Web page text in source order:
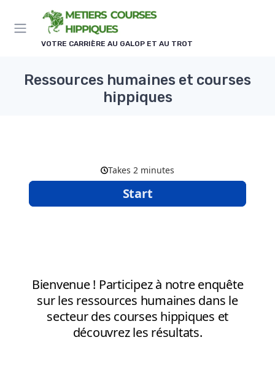
VOTRE CARRIÈRE AU GALOP ET AU TROT
Ressources humaines et courses
hippiques
Panneau de gestion des cookies